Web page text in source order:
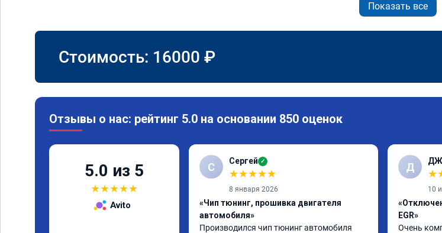
Показать все
Стоимость: 16000 ₽
Отзывы о нас: рейтинг 5.0 на основании 850 оценок
5.0 из 5
★★★★★
Avito
С Сергей ✓
★★★★★
8 января 2026
«Чип тюнинг, прошивка двигателя
автомобиля»
Производился чип тюнинг автомобиля
Д
★
10
EGR»
Очень